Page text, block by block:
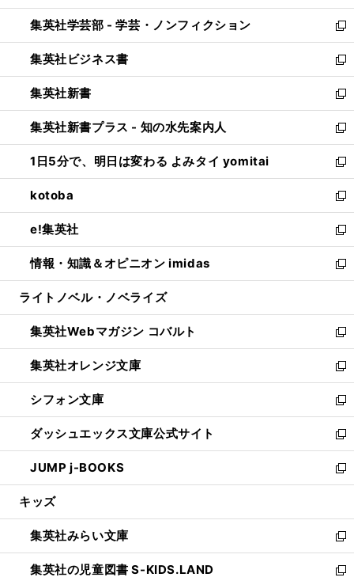
開
く
ウ
で
開
く
ン
ド
ウ
で
開
く
ウ
ィ
ン
ド
ウ
で
開
く
集英社学芸部 - 学芸・ノンフィクション
新
し
い
ウ
ィ
ン
ド
ウ
で
開
く
集英社ビジネス書
新
し
い
ウ
ィ
ン
ド
ウ
で
開
く
集英社新書
新
し
い
ウ
ィ
ン
ド
ウ
で
開
く
集英社新書プラス - 知の水先案内人
新
し
い
ウ
ィ
ン
ド
ウ
で
開
1日5分で、明日は変わる よみタイ yomitai
新
し
い
ウ
ィ
ン
ド
ウ
開
く
kotoba
新
し
い
ウ
ィ
ン
ウ
で
開
く
e!集英社
新
し
い
ウ
ン
ド
ウ
で
開
く
情報・知識＆オピニオン imidas
新
し
ウ
ィ
ン
ド
ウ
で
開
く
ライトノベル・ノベライズ
集英社Webマガジン コバルト
新
し
い
ウ
ィ
ン
ド
ウ
で
開
集英社オレンジ文庫
新
し
い
ウ
ィ
ン
ド
ウ
開
く
シフォン文庫
新
し
い
ウ
ィ
ン
ウ
で
開
く
ダッシュエックス文庫公式サイト
新
し
い
ウ
ン
ド
ウ
で
JUMP j-BOOKS
新
し
ウ
ィ
ン
ド
キッズ
集英社みらい文庫
新
し
い
集英社の児童図書 S-KIDS.LAND
新